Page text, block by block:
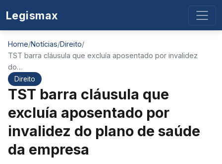
Legismax
Home/Notícias/Direito/
TST barra cláusula que excluía aposentado por invalidez
do…
Direito
TST barra cláusula que
excluía aposentado por
invalidez do plano de saúde
da empresa